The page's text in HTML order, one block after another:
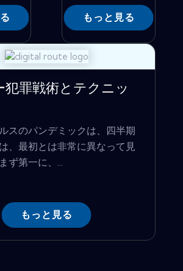
もっと見る
犯罪戦術とテクニッ
スのパンデミックは、四半期
、最初とは非常に異なって見
ず第一に、...
もっと見る